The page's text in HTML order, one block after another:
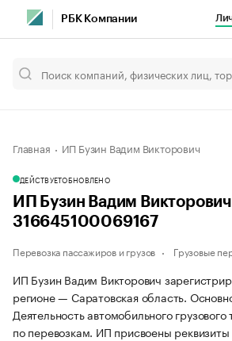
РБК Компании
Главная ИП Бузин Вадим Викторович
ДЕЙСТВУЕТОБНОВЛЕНО
ИП Бузин Вадим
316645100069167
Перевозка пассажиров и грузов Грузовые
ИП Бузин Вадим Викторович
регионе — Саратовская область.
Деятельность автомобильного
по перевозкам. ИП присвоены